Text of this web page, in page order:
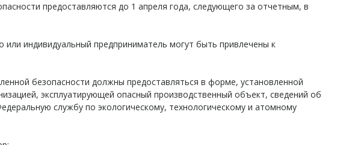
предоставляются до 1 апреля года, следующего за отчетным, в
индивидуальный предприниматель могут быть привлечены к
безопасности должны предоставляться в форме, установленной
эксплуатирующей опасный производственный объект, сведений об
службу по экологическому, технологическому и атомному